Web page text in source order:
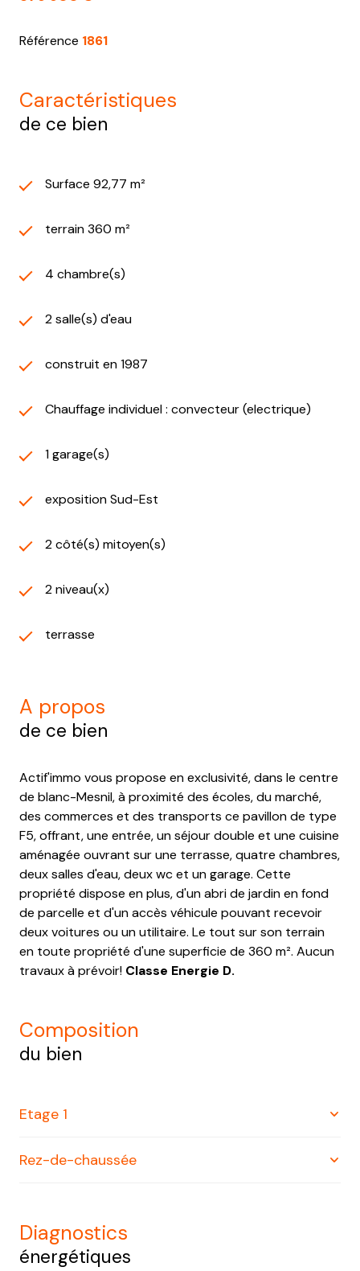
Référence 1861
caractéristiques
de ce bien
Surface 92,77 m²
terrain 360 m²
4 chambre(s)
2 salle(s) d'eau
construit en 1987
Chauffage individuel : convecteur (electrique)
1 garage(s)
exposition Sud-Est
2 côté(s) mitoyen(s)
2 niveau(x)
terrasse
a propos
de ce bien
Actif'immo vous propose en exclusivité, dans le centre
de blanc-Mesnil, à proximité des écoles, du marché,
des commerces et des transports ce pavillon de type
F5, offrant, une entrée, un séjour double et une cuisine
aménagée ouvrant sur une terrasse, quatre chambres,
deux salles d'eau, deux wc et un garage. Cette
propriété dispose en plus, d'un abri de jardin en fond
de parcelle et d'un accès véhicule pouvant recevoir
deux voitures ou un utilitaire. Le tout sur son terrain
en toute propriété d'une superficie de 360 m². Aucun
travaux à prévoir! Classe Energie D.
composition
du bien
Etage 1
chambre
9.49 m²
chambre
salle d'eau
Rez-de-chaussée
salon/sejour
diagnostics
énergétiques